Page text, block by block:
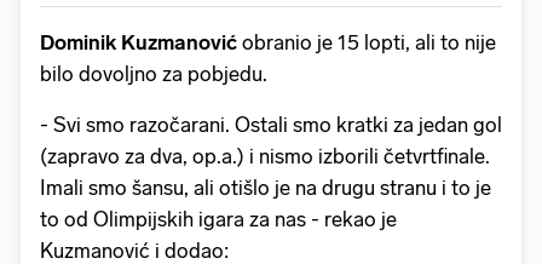
Dominik Kuzmanović obranio je 15 lopti, ali to nije
bilo dovoljno za pobjedu.
- Svi smo razočarani. Ostali smo kratki za jedan gol
(zapravo za dva, op.a.) i nismo izborili četvrtfinale.
Imali smo šansu, ali otišlo je na drugu stranu i to je
to od Olimpijskih igara za nas - rekao je
Kuzmanović i dodao: